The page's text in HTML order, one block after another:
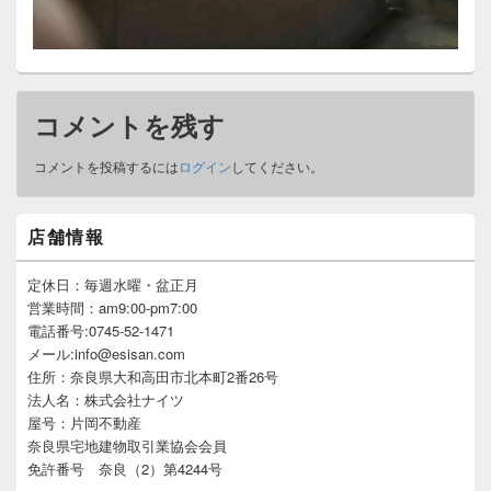
コメントを残す
コメントを投稿するにはログインしてください。
イ
ン
サ
イ
ー
ウ
ィ
ェ
ッ
ト
店舗情報
定休日：毎週水曜・盆正月
営業時間：am9:00-pm7:00
電話番号:0745-52-1471
メール:info@esisan.com
住所：奈良県大和高田市北本町2番26号
法人名：株式会社ナイツ
屋号：片岡不動産
奈良県宅地建物取引業協会会員
免許番号 奈良（2）第4244号